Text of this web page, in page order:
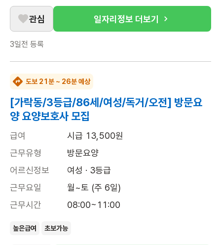
관심 일자리정보 더보기
3일전 등록
도보 21분 ~ 26분 예상
[가락동/3등급/86세/여성/독거/오전] 방문요
양 요양보호사 모집
급여
시급 13,500원
근무유형
방문요양
어르신정보
여성 · 3등급
근무요일
월~토 (주 6일)
근무시간
08:00~11:00
높은급여 초보가능